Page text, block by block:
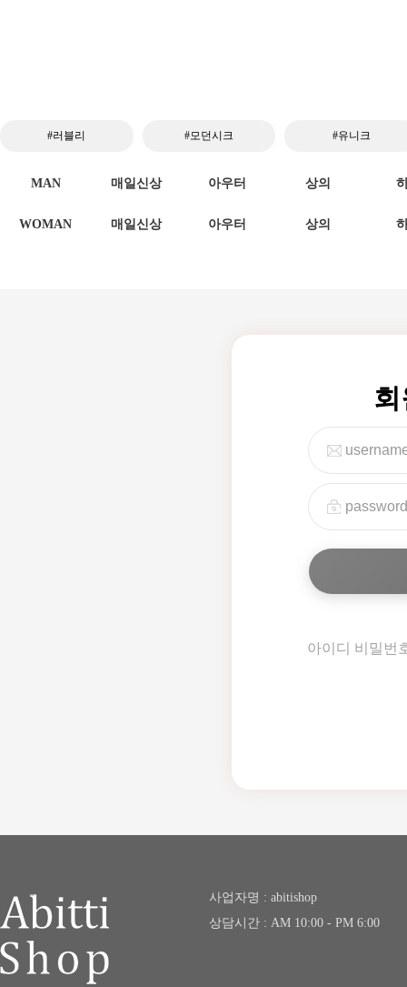
#러블리 #모던시크 #유니크
MAN 매일신상 아우터 상의
WOMAN 매일신상 아우터 상의
아이디 비밀번
사업자명 : abitishop
상담시간 : AM 10:00 - PM 6:00